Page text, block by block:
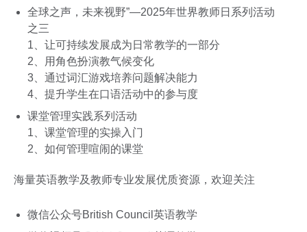
全球之声，未来视野”—2025年世界教师日系列活动
之三
1、让可持续发展成为日常教学的一部分
2、用角色扮演教气候变化
3、通过词汇游戏培养问题解决能力
4、提升学生在口语活动中的参与度
课堂管理实践系列活动
1、课堂管理的实操入门
2、如何管理喧闹的课堂
海量英语教学及教师专业发展优质资源，欢迎关注
微信公众号British Council英语教学